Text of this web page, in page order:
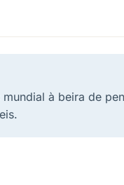
à beira de